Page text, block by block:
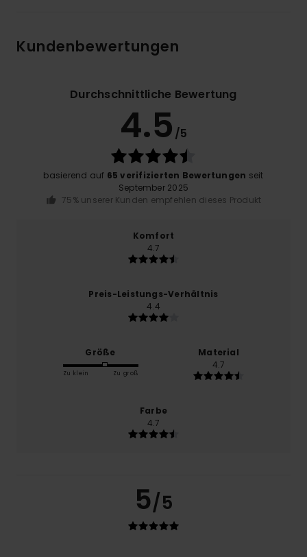
Kundenbewertungen
Durchschnittliche Bewertung
4.5 /5
basierend auf 65 verifizierten Bewertungen seit
September 2025
75% unserer Kunden empfehlen dieses Produkt
Komfort
4.7
Preis-Leistungs-Verhältnis
4.4
Größe
Zu klein Zu groß
Material
4.7
Farbe
4.7
5/5